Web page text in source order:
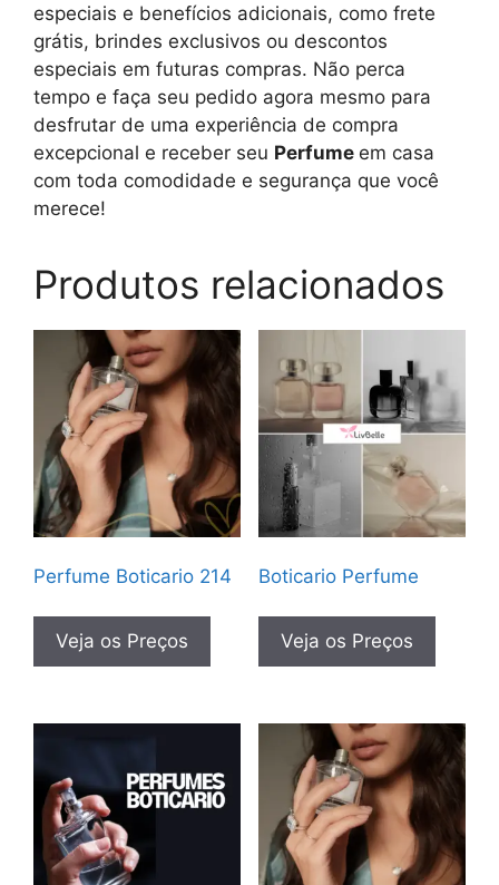
especiais e benefícios adicionais, como frete
grátis, brindes exclusivos ou descontos
especiais em futuras compras. Não perca
tempo e faça seu pedido agora mesmo para
desfrutar de uma experiência de compra
excepcional e receber seu Perfume em casa
com toda comodidade e segurança que você
merece!
Produtos relacionados
Perfume Boticario 214
Veja os Preços
Boticario Perfume
Veja os Preços